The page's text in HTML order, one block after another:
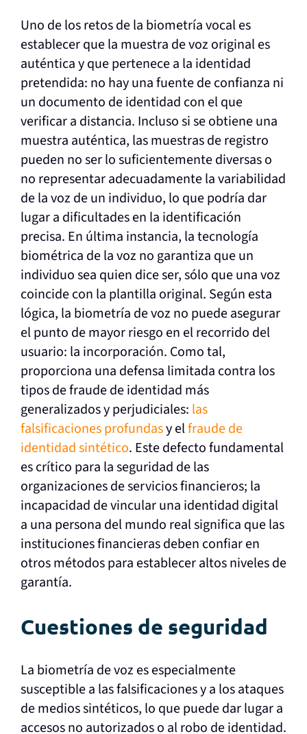
Uno de los retos de la biometría vocal es
establecer que la muestra de voz original es
auténtica y que pertenece a la identidad
pretendida: no hay una fuente de confianza ni
un documento de identidad con el que
verificar a distancia. Incluso si se obtiene una
muestra auténtica, las muestras de registro
pueden no ser lo suficientemente diversas o
no representar adecuadamente la variabilidad
de la voz de un individuo, lo que podría dar
lugar a dificultades en la identificación
precisa. En última instancia, la tecnología
biométrica de la voz no garantiza que un
individuo sea quien dice ser, sólo que una voz
coincide con la plantilla original. Según esta
lógica, la biometría de voz no puede asegurar
el punto de mayor riesgo en el recorrido del
usuario: la incorporación. Como tal,
proporciona una defensa limitada contra los
tipos de fraude de identidad más
generalizados y perjudiciales: las
falsificaciones profundasy elfraude de
identidad sintético. Este defecto fundamental
es crítico para la seguridad de las
organizaciones de servicios financieros; la
incapacidad de vincular una identidad digital
a una persona del mundo real significa que las
instituciones financieras deben confiar en
otros métodos para establecer altos niveles de
garantía.
Cuestiones de seguridad
La biometría de voz es especialmente
susceptible a las falsificaciones y a los ataques
de medios sintéticos, lo que puede dar lugar a
accesos no autorizados o al robo de identidad.